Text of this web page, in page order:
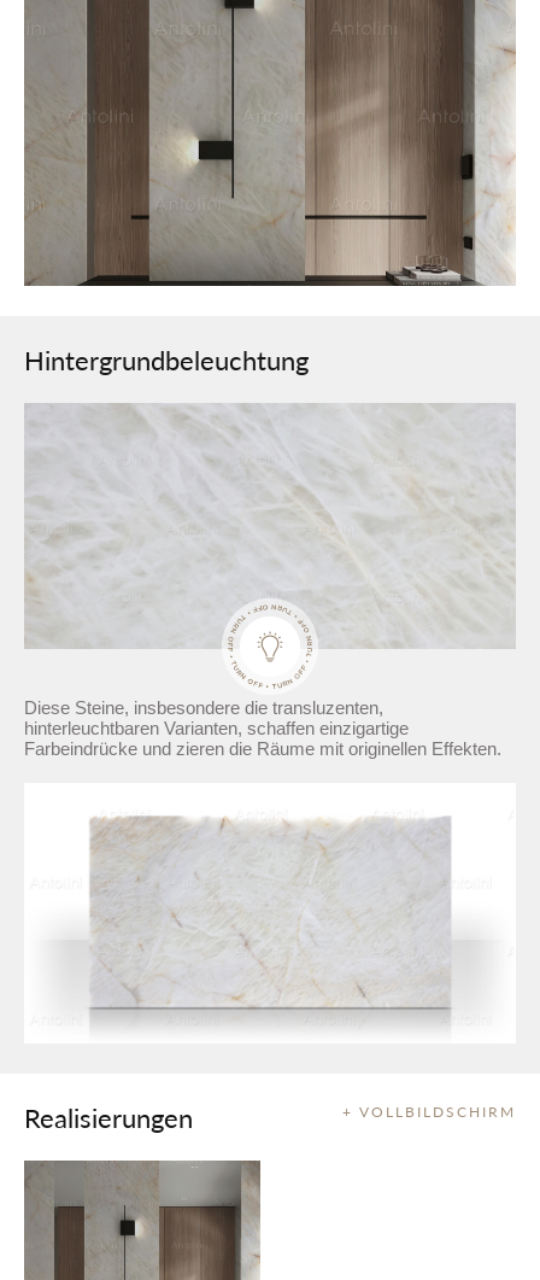
Hintergrundbeleuchtung
Diese Steine, insbesondere die transluzenten,
hinterleuchtbaren Varianten, schaffen einzigartige
Farbeindrücke und zieren die Räume mit originellen Effekten.
+ VOLLBILDSCHIRM
Realisierungen